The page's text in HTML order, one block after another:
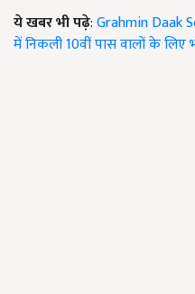
ये खबर भी पढ़े:Grahmin Daak
में निकली 10वीं पास वालों के